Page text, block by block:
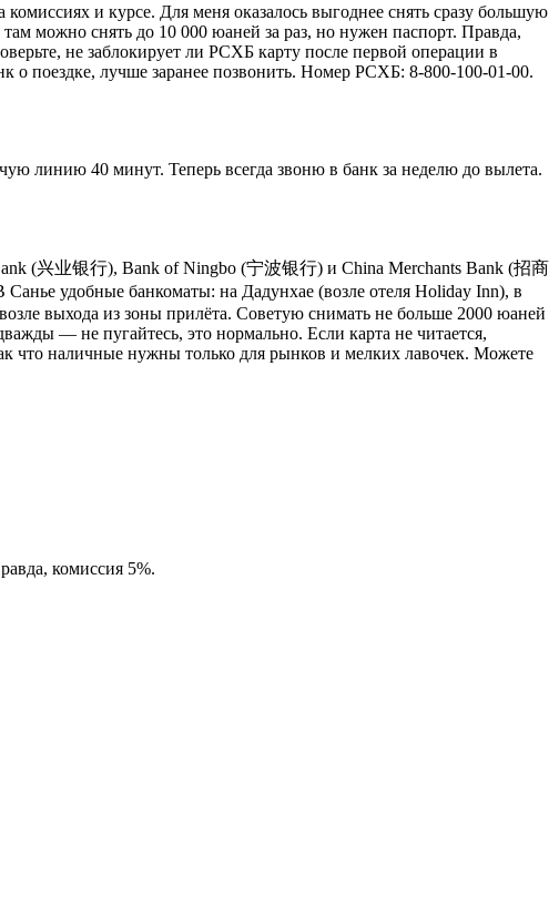
и курсе. Для меня оказалось выгоднее снять сразу большую
можно снять до 10 000 юаней за раз, но нужен паспорт. Правда,
не заблокирует ли РСХБ карту после первой операции в
о поездке, лучше заранее позвонить. Номер РСХБ: 8-800-100-01-00.
линию 40 минут. Теперь всегда звоню в банк за неделю до вылета.
(兴业银行), Bank of Ningbo (宁波银行) и China Merchants Bank (招商
удобные банкоматы: на Дадунхае (возле отеля Holiday Inn), в
выхода из зоны прилёта. Советую снимать не больше 2000 юаней
— не пугайтесь, это нормально. Если карта не читается,
что наличные нужны только для рынков и мелких лавочек. Можете
комиссия 5%.